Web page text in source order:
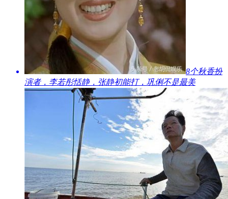
​8个秋香扮
演者，李若彤恬静，张静初能打，巩俐不是最美